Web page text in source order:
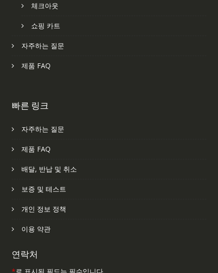
체크아웃
쇼핑 카트
자주하는 질문
제품 FAQ
빠른 링크
자주하는 질문
제품 FAQ
배달, 반납 및 취소
보증 및 테스트
개인 정보 정책
이용 약관
연락처